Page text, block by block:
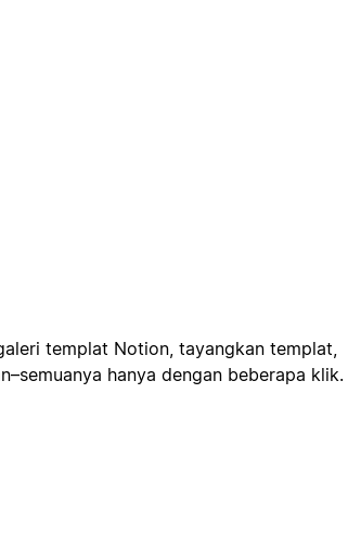
templat Notion, tayangkan templat,
hanya dengan beberapa klik.